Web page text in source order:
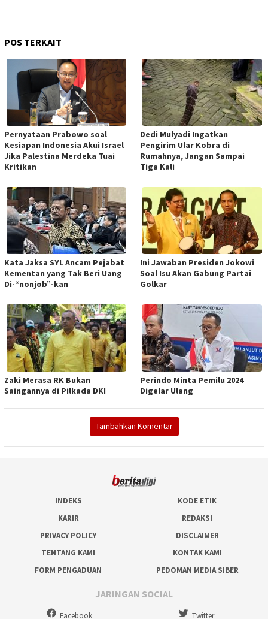
POS TERKAIT
Pernyataan Prabowo soal
Kesiapan Indonesia Akui Israel
Jika Palestina Merdeka Tuai
Kritikan
Dedi Mulyadi Ingatkan
Pengirim Ular Kobra di
Rumahnya, Jangan Sampai
Tiga Kali
Kata Jaksa SYL Ancam Pejabat
Kementan yang Tak Beri Uang
Di-“nonjob”-kan
Ini Jawaban Presiden Jokowi
Soal Isu Akan Gabung Partai
Golkar
Zaki Merasa RK Bukan
Saingannya di Pilkada DKI
Perindo Minta Pemilu 2024
Digelar Ulang
Tambahkan Komentar
INDEKS
KODE ETIK
KARIR
REDAKSI
PRIVACY POLICY
DISCLAIMER
TENTANG KAMI
KONTAK KAMI
FORM PENGADUAN
PEDOMAN MEDIA SIBER
JARINGAN SOCIAL
Facebook Twitter